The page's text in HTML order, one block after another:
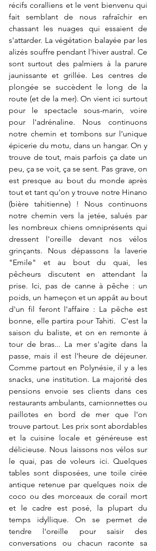
récifs coralliens et le vent bienvenu qui
fait semblant de nous rafraîchir en
chassant les nuages qui essaient de
s'attarder. La végétation balayée par les
alizés souffre pendant l'hiver austral. Ce
sont surtout des palmiers à la parure
jaunissante et grillée. Les centres de
plongée se succèdent le long de la
route (et de la mer). On vient ici surtout
pour le spectacle sous-marin, voire
pour l'adrénaline. Nous continuons
notre chemin et tombons sur l'unique
épicerie du motu, dans un hangar. On y
trouve de tout, mais parfois ça date un
peu, ça se voit, ça se sent. Pas grave, on
est presque au bout du monde après
tout et tant qu'on y trouve notre Hinano
(bière tahitienne) ! Nous continuons
notre chemin vers la jetée, salués par
les nombreux chiens omniprésents qui
dressent l'oreille devant nos vélos
grinçants. Nous dépassons la laverie
"Emile" et au bout du quai, les
pêcheurs discutent en attendant la
prise. Ici, pas de canne à pêche : un
poids, un hameçon et un appât au bout
d'un fil feront l'affaire : La pêche est
bonne, elle partira pour Tahiti.  C'est la
saison du baliste, et on en remonte à
tour de bras... La mer s'agite dans la
passe, mais il est l'heure de déjeuner.
Comme partout en Polynésie, il y a les
snacks, une institution. La majorité des
pensions envoie ses clients dans ces
restaurants ambulants, camionnettes ou
paillotes en bord de mer que l'on
trouve partout. Les prix sont abordables
et la cuisine locale et généreuse est
délicieuse. Nous laissons nos vélos sur
le quai, pas de voleurs ici. Quelques
tables sont disposées, une toile cirée
antique retenue par quelques noix de
coco ou des morceaux de corail mort
et le cadre est posé, la plupart du
temps idyllique. On se permet de
tendre l'oreille pour saisir des
conversations ou chacun raconte sa